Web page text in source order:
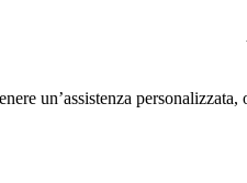
un’assistenza